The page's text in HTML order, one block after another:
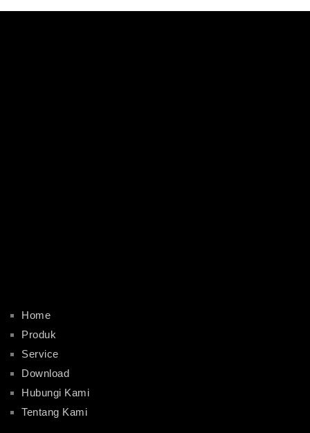
Home
Produk
Service
Download
Hubungi Kami
Tentang Kami